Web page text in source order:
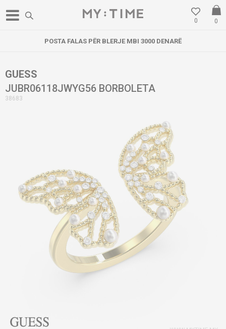
0
0
POSTA FALAS PËR BLERJE MBI 3000 DENARË
GUESS
JUBR06118JWYG56 BORBOLETA
38683